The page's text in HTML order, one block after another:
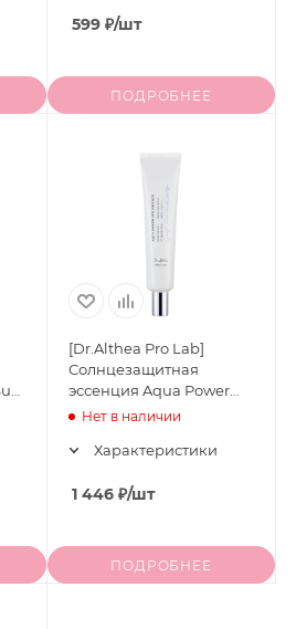
599 ₽/шт
ПОДРОБНЕЕ
[Dr.Althea Pro Lab]
Солнцезащитная
эссенция Aqua Power
Sun Essence SPF 50+/РА
Нет в наличии
Характеристики
1 446 ₽/шт
ПОДРОБНЕЕ